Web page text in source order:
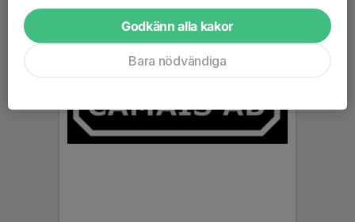
Godkänn alla kakor
Bara nödvändiga